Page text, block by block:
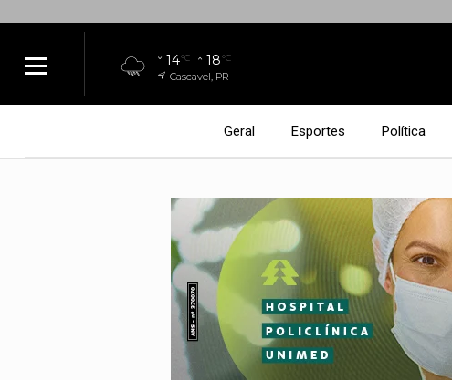
14°C 18°C
Cascavel, PR
Geral Esportes Política